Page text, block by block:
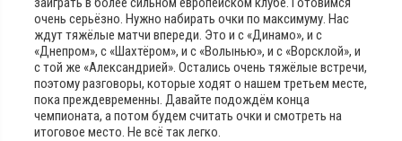
очень серьёзно. Нужно набирать очки по максимуму. Нас
ждут тяжёлые матчи впереди. Это и с «Динамо», и с
«Днепром», с «Шахтёром», и с «Волынью», и с «Ворсклой», и
с той же «Александрией». Остались очень тяжёлые встречи,
поэтому разговоры, которые ходят о нашем третьем месте,
пока преждевременны. Давайте подождём конца
чемпионата, а потом будем считать очки и смотреть на
итоговое место. Не всё так легко.